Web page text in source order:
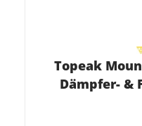
Topeak
Dämpfer- &